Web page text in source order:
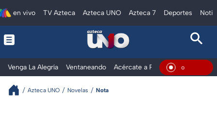
en vivo TV Azteca Azteca UNO Azteca 7 Deportes
Venga La Alegría Ventaneando Acércate a Rocío Al ExtremoEn Vivo
Azteca UNO Novelas Nota